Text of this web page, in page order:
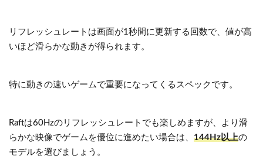
リフレッシュレートは画面が1秒間に更新する回数で、値が高
いほど滑らかな動きが得られます。
特に動きの速いゲームで重要になってくるスペックです。
Raftは60Hzのリフレッシュレートでも楽しめますが、より滑
らかな映像でゲームを優位に進めたい場合は、 144Hz以上の
モデルを選びましょう。